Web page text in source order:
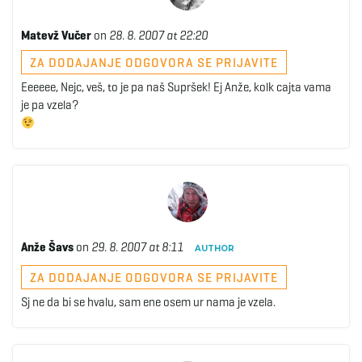
Matevž Vučer on 28. 8. 2007 at 22:20
ZA DODAJANJE ODGOVORA SE PRIJAVITE
Eeeeee, Nejc, veš, to je pa naš Supršek! Ej Anže, kolk cajta vama
je pa vzela?
Anže Šavs on 29. 8. 2007 at 8:11 AUTHOR
ZA DODAJANJE ODGOVORA SE PRIJAVITE
Sj ne da bi se hvalu, sam ene osem ur nama je vzela.